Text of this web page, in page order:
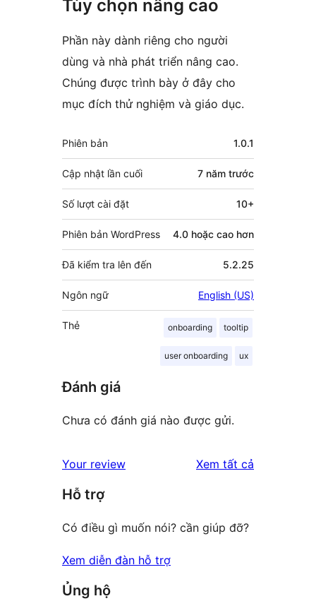
Tùy chọn nâng cao
Phần này dành riêng cho người
dùng và nhà phát triển nâng cao.
Chúng được trình bày ở đây cho
mục đích thử nghiệm và giáo dục.
Meta
Phiên bản 1.0.1
Cập nhật lần cuối 7 năm trước
Số lượt cài đặt 10+
Phiên bản WordPress 4.0 hoặc cao hơn
Đã kiểm tra lên đến 5.2.25
Ngôn ngữ English (US)
Thẻ onboarding tooltip
user onboarding ux
Đánh giá
Chưa có đánh giá nào được gửi.
Your review Xem tất cả
Hỗ trợ
Có điều gì muốn nói? cần giúp đỡ?
Xem diễn đàn hỗ trợ
Ủng hộ